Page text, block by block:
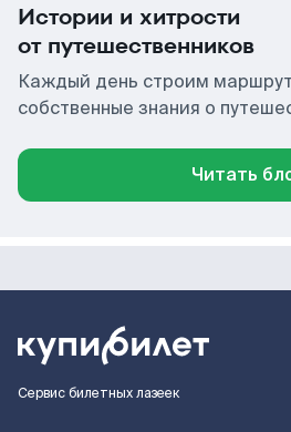
Истории и хитрости
от путешественников
Каждый день строим
собственные знания о
Читать
Сервис билетных лазеек